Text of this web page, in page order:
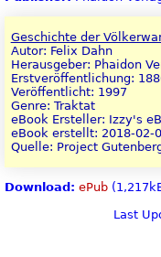
Geschichte der
Autor: Felix Dahn
Herausgeber: Phaidon
Erstveröffentlichung:
Veröffentlicht: 1997
Genre: Traktat
eBook Ersteller: Izzy's
eBook erstellt: 2018-02-
Quelle: Project
Download: ePub
Last